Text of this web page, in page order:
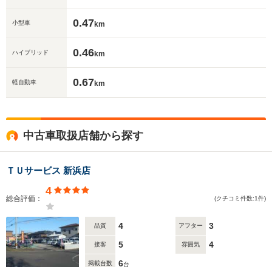
小型車 0.47km
ハイブリッド 0.46km
軽自動車 0.67km
中古車取扱店舗から探す
ＴＵサービス 新浜店
総合評価：
4
(クチコミ件数:1件)
品質 4 アフター 3
接客 5 雰囲気 4
掲載台数 6台